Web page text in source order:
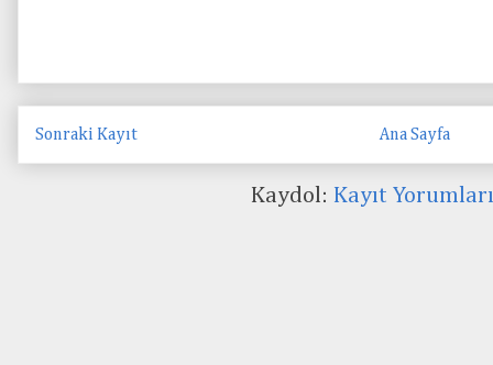
Sonraki Kayıt Ana Sayfa
Kaydol: Kayıt